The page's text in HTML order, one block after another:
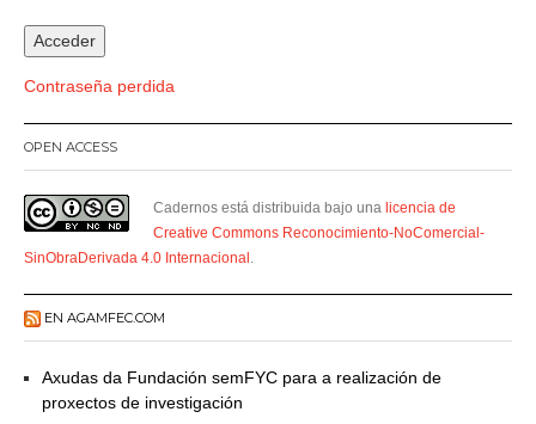
Contraseña perdida
OPEN ACCESS
Cadernos está distribuida bajo una licencia de
Creative Commons Reconocimiento-NoComercial-
SinObraDerivada 4.0 Internacional
EN AGAMFEC.COM
Axudas da Fundación semFYC para a realización de
proxectos de investigación